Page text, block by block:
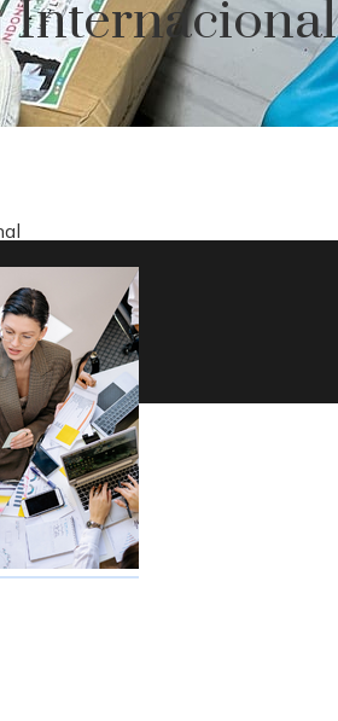
Internacional